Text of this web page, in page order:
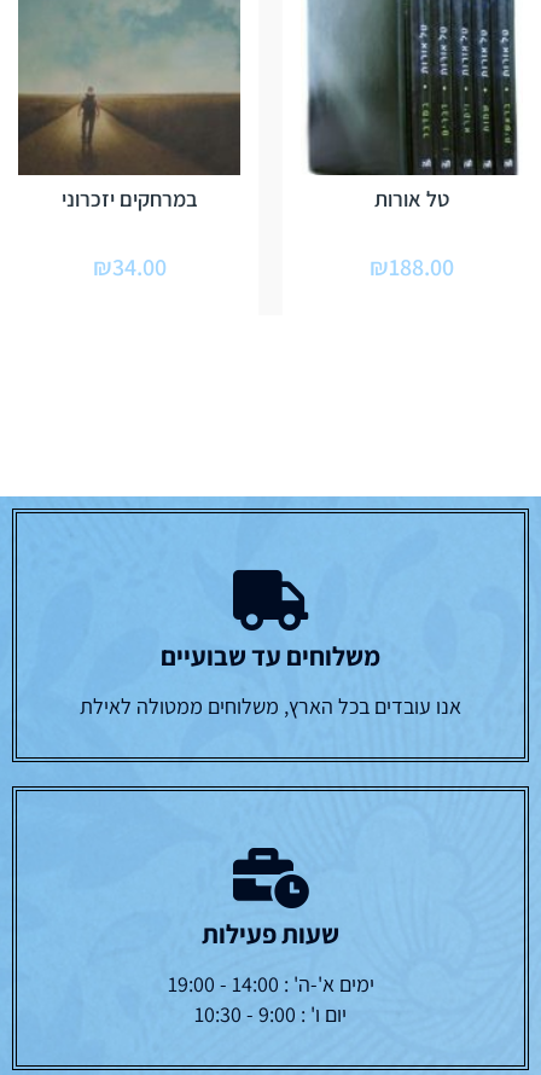
טל אורות
₪188.00
במרחקים יזכרוני
₪34.00
משלוחים עד שבועיים
אנו עובדים בכל הארץ, משלוחים ממטולה לאילת
שעות פעילות
ימים א'-ה' : 14:00 - 19:00
יום ו' : 9:00 - 10:30